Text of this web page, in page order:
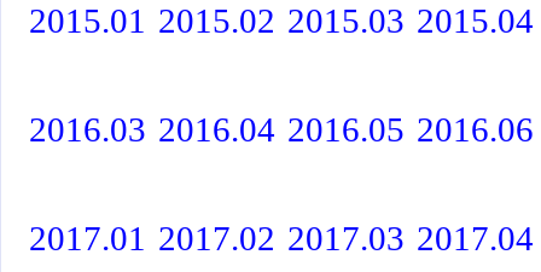
2015.01 2015.02 2015.03 2015.04
2016.03 2016.04 2016.05 2016.06
2017.01 2017.02 2017.03 2017.04